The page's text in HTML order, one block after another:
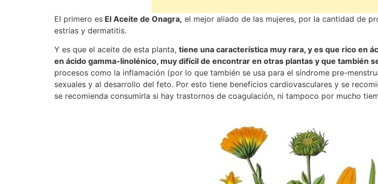
El primero es El Aceite de Onagra, el mejor aliado de las mujeres, por la cantidad de
estrías y dermatitis.
Y es que el aceite de esta planta, tiene una característica muy rara, y es que rico en
en ácido gamma-linolénico, muy difícil de encontrar en otras plantas y que también
procesos como la inflamación (por lo que también se usa para el síndrome pre-
sexuales y al desarrollo del feto. Por esto tiene beneficios cardiovasculares y se
se recomienda consumirla si hay trastornos de coagulación, ni tampoco por mucho